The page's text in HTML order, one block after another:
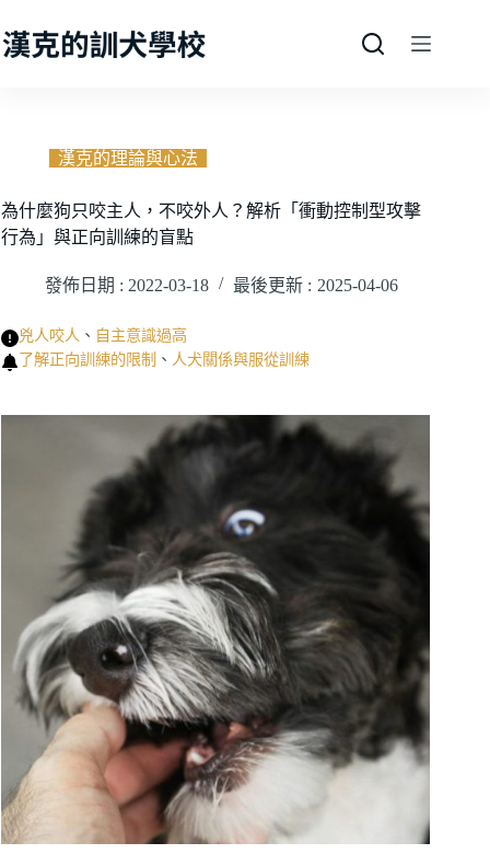
至
漢克的理論與心法
為什麼狗只咬主人，不咬外人？解析「衝動控制型攻擊
行為」與正向訓練的盲點
發佈日期 : 2022-03-18 最後更新 : 2025-04-06
兇人咬人 、 自主意識過高
了解正向訓練的限制 、 人犬關係與服從訓練